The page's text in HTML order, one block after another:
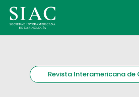
Revista Interamericana